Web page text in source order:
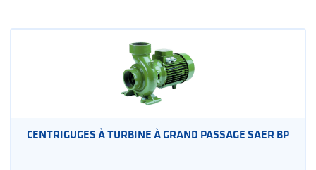
CENTRIGUGES À TURBINE À GRAND PASSAGE SAER BP